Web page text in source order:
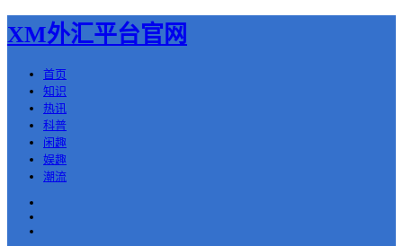
XM外汇平台官网
首页
知识
热讯
科普
闲趣
娱趣
潮流